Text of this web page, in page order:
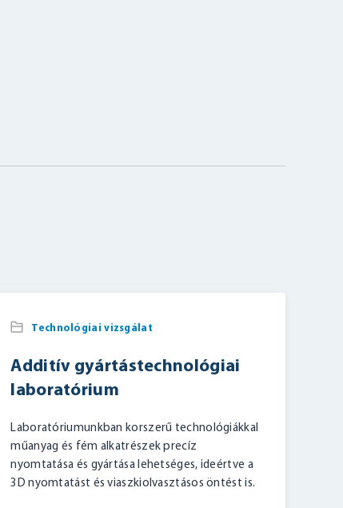
Technológiai vizsgálat
Additív gyártástechnológiai
laboratórium
Laboratóriumunkban korszerű technológiákkal
műanyag és fém alkatrészek precíz
nyomtatása és gyártása lehetséges, ideértve a
3D nyomtatást és viaszkiolvasztásos öntést is.